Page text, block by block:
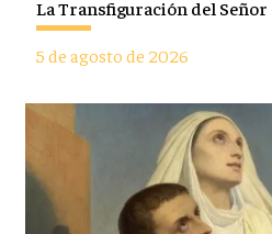
La Transfiguración del Señor
5 de agosto de 2026